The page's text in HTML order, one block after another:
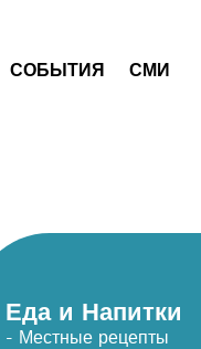
СОБЫТИЯ СМИ
Еда и Напитки
- Местные рецепты